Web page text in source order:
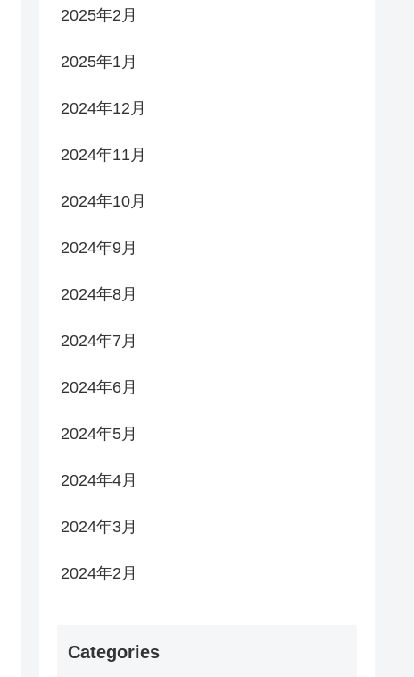
2025年2月
2025年1月
2024年12月
2024年11月
2024年10月
2024年9月
2024年8月
2024年7月
2024年6月
2024年5月
2024年4月
2024年3月
2024年2月
Categories